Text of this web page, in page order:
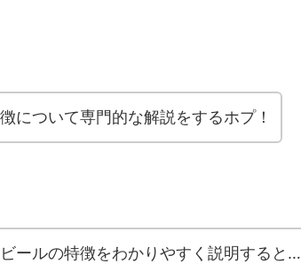
について専門的な解説をするホプ！
ールの特徴をわかりやすく説明すると…